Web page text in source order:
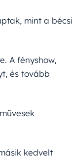
mint a bécsi
A fényshow,
és tovább
kedvelt